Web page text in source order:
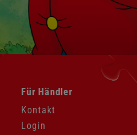
Navigation
überspringen
Für Händler
Kontakt
Login